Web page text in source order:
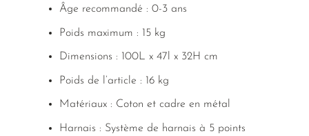
Âge recommandé : 0-3 ans
Poids maximum : 15 kg
Dimensions : 100L x 47l x 32H cm
Poids de l’article : 16 kg
Matériaux : Coton et cadre en métal
Harnais : Système de harnais à 5 points